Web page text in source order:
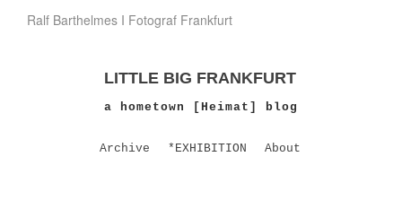
Ralf Barthelmes I Fotograf Frankfurt
LITTLE BIG FRANKFURT
a hometown [Heimat] blog
Archive *EXHIBITION About